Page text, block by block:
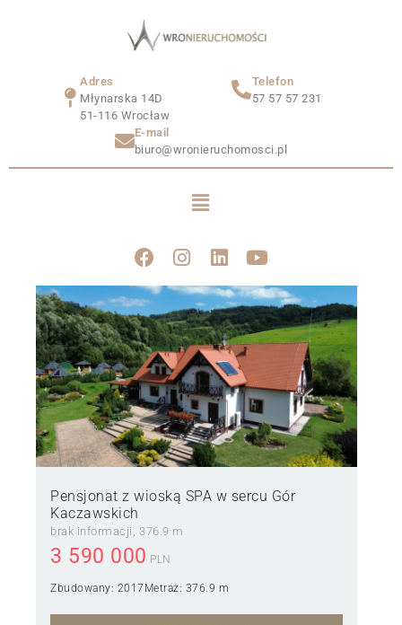
Adres
Młynarska 14D
51-116 Wrocław
Telefon
57 57 57 231
E-mail
biuro@wronieruchomosci.pl
Pensjonat z wioską SPA w sercu Gór
Kaczawskich
brak informacji 376.9 m
3 590 000 PLN
Zbudowany: 2017 Metraż: 376.9 m